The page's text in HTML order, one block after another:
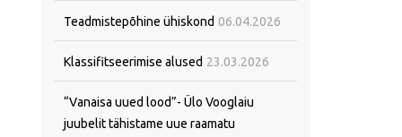
Teadmistepõhine ühiskond 06.04.2026
Klassifitseerimise alused 23.03.2026
“Vanaisa uued lood”- Ülo Vooglaiu
juubelit tähistame uue raamatu